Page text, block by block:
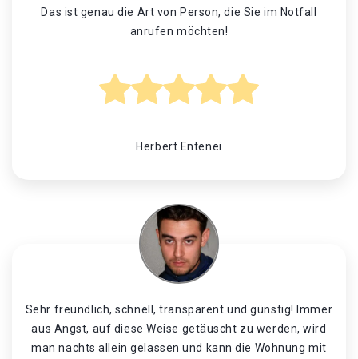
Das ist genau die Art von Person, die Sie im Notfall
anrufen möchten!
Herbert Entenei
Sehr freundlich, schnell, transparent und günstig! Immer
aus Angst, auf diese Weise getäuscht zu werden, wird
man nachts allein gelassen und kann die Wohnung mit